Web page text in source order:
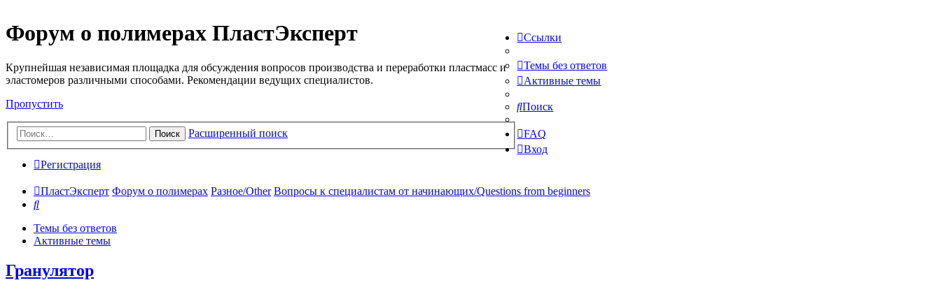
Форум о полимерах ПластЭксперт
Крупнейшая независимая площадка для обсуждения вопросов производства и переработки пластмасс и
эластомеров различными способами. Рекомендации ведущих специалистов.
Пропустить
Поиск Расширенный поиск
Ссылки
Темы без ответов
Активные темы
Поиск
FAQ
Вход
Регистрация
ПластЭксперт Форум о полимерах Разное/Other Вопросы к специалистам от начинающих/Questions from beginners
Поиск
Темы без ответов
Активные темы
Гранулятор